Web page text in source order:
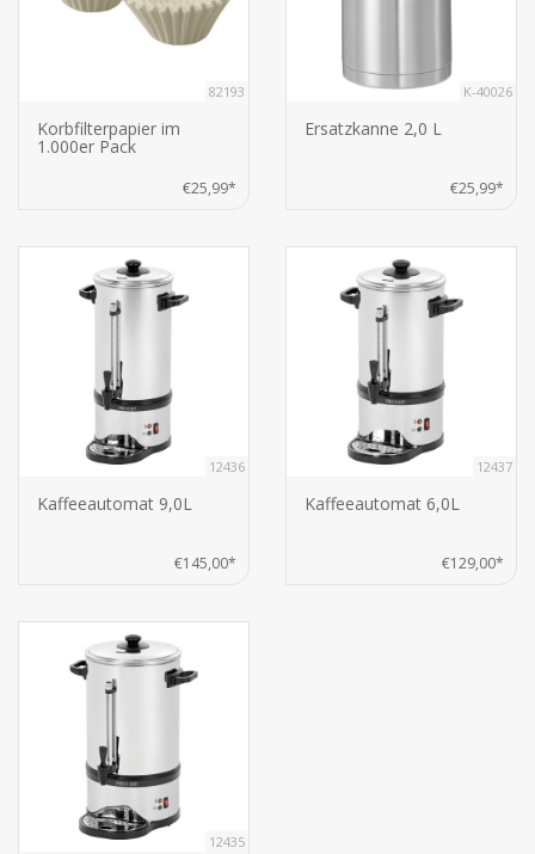
82193
Korbfilterpapier im
1.000er Pack
€25,99*
K-40026
Ersatzkanne 2,0 L
€25,99*
12436
Kaffeeautomat 9,0L
€145,00*
12437
Kaffeeautomat 6,0L
€129,00*
12435